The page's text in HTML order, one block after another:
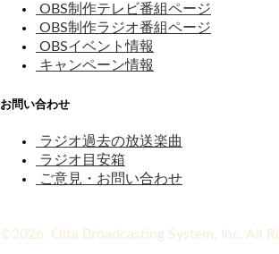
OBS制作テレビ番組ページ
OBS制作ラジオ番組ページ
OBSイベント情報
キャンペーン情報
お問い合わせ
ラジオ過去の放送楽曲
ラジオ目安箱
ご意見・お問い合わせ
©2026 Oita Broadcasting System, Inc. All